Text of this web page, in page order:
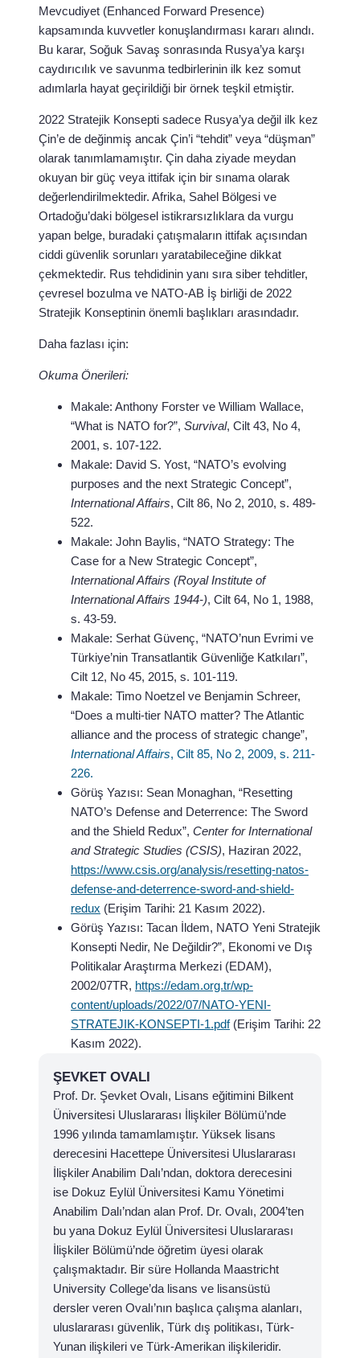
Mevcudiyet (Enhanced Forward Presence)
kapsamında kuvvetler konuşlandırması kararı alındı.
Bu karar, Soğuk Savaş sonrasında Rusya’ya karşı
caydırıcılık ve savunma tedbirlerinin ilk kez somut
adımlarla hayat geçirildiği bir örnek teşkil etmiştir.
2022 Stratejik Konsepti sadece Rusya’ya değil ilk kez
Çin’e de değinmiş ancak Çin’i “tehdit” veya “düşman”
olarak tanımlamamıştır. Çin daha ziyade meydan
okuyan bir güç veya ittifak için bir sınama olarak
değerlendirilmektedir. Afrika, Sahel Bölgesi ve
Ortadoğu’daki bölgesel istikrarsızlıklara da vurgu
yapan belge, buradaki çatışmaların ittifak açısından
ciddi güvenlik sorunları yaratabileceğine dikkat
çekmektedir. Rus tehdidinin yanı sıra siber tehditler,
çevresel bozulma ve NATO-AB İş birliği de 2022
Stratejik Konseptinin önemli başlıkları arasındadır.
Daha fazlası için:
Okuma Önerileri:
Makale: Anthony Forster ve William Wallace,
“What is NATO for?”, Survival, Cilt 43, No 4,
2001, s. 107-122.
Makale: David S. Yost, “NATO’s evolving
purposes and the next Strategic Concept”,
International Affairs, Cilt 86, No 2, 2010, s. 489-
522.
Makale: John Baylis, “NATO Strategy: The
Case for a New Strategic Concept”,
International Affairs (Royal Institute of
International Affairs 1944-), Cilt 64, No 1, 1988,
s. 43-59.
Makale: Serhat Güvenç, “NATO’nun Evrimi ve
Türkiye’nin Transatlantik Güvenliğe Katkıları”,
Cilt 12, No 45, 2015, s. 101-119.
Makale: Timo Noetzel ve Benjamin Schreer,
“Does a multi-tier NATO matter? The Atlantic
alliance and the process of strategic change”,
International Affairs, Cilt 85, No 2, 2009, s. 211-
226.
Görüş Yazısı: Sean Monaghan, “Resetting
NATO’s Defense and Deterrence: The Sword
and the Shield Redux”, Center for International
and Strategic Studies (CSIS), Haziran 2022,
https://www.csis.org/analysis/resetting-natos-
defense-and-deterrence-sword-and-shield-
redux (Erişim Tarihi: 21 Kasım 2022).
Görüş Yazısı: Tacan İldem, NATO Yeni Stratejik
Konsepti Nedir, Ne Değildir?”, Ekonomi ve Dış
Politikalar Araştırma Merkezi (EDAM),
2002/07TR, https://edam.org.tr/wp-
content/uploads/2022/07/NATO-YENI-
STRATEJIK-KONSEPTI-1.pdf(Erişim Tarihi: 22
Kasım 2022).
ŞEVKET OVALI
Prof. Dr. Şevket Ovalı, Lisans eğitimini Bilkent
Üniversitesi Uluslararası İlişkiler Bölümü’nde
1996 yılında tamamlamıştır. Yüksek lisans
derecesini Hacettepe Üniversitesi Uluslararası
İlişkiler Anabilim Dalı’ndan, doktora derecesini
ise Dokuz Eylül Üniversitesi Kamu Yönetimi
Anabilim Dalı’ndan alan Prof. Dr. Ovalı, 2004’ten
bu yana Dokuz Eylül Üniversitesi Uluslararası
İlişkiler Bölümü’nde öğretim üyesi olarak
çalışmaktadır. Bir süre Hollanda Maastricht
University College’da lisans ve lisansüstü
dersler veren Ovalı’nın başlıca çalışma alanları,
uluslararası güvenlik, Türk dış politikası, Türk-
Yunan ilişkileri ve Türk-Amerikan ilişkileridir.